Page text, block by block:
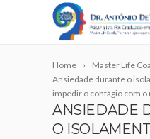
Home
Master Life
Ansiedade durante o
impedir o contágio com
ANSIEDADE
O